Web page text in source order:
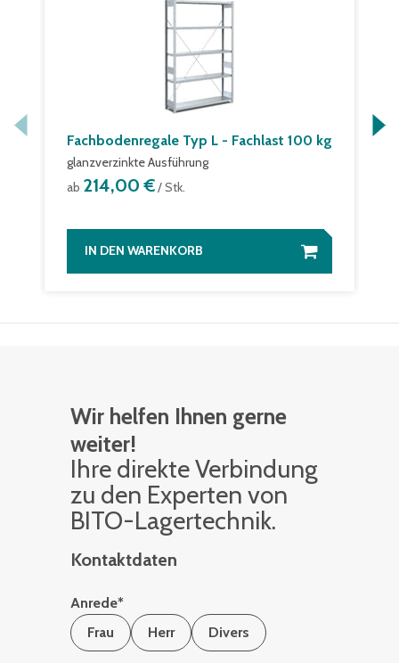
Fachbodenregale Typ L - Fachlast 100 kg
glanzverzinkte Ausführung
ab 214,00 €/ Stk.
IN DEN WARENKORB
Wir helfen Ihnen gerne
weiter!
Ihre di­rek­te Ver­bin­dung
zu den Ex­per­ten von
BITO-La­ger­tech­nik.
Kontaktdaten
Anrede*
Frau
Herr Divers